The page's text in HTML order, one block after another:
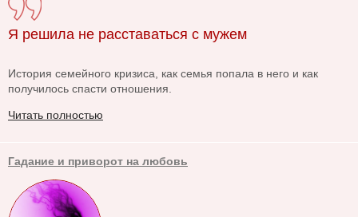
Я решила не расставаться с мужем
История семейного кризиса, как семья попала в него и как
получилось спасти отношения.
Читать полностью
Гадание и приворот на любовь